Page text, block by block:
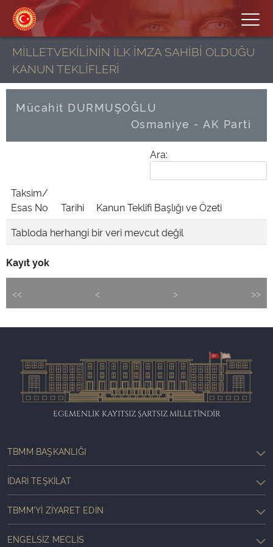
MİLLETVEKİLİNİN İLK İMZA SAHİBİ OLDUĞU
KANUN TEKLİFLERİ
Mücahit DURMUŞOĞLU
Osmaniye - AK Parti
Ara:
Taksim/
Esas No
Tarihi
Kanun Teklifi Başlığı ve Özeti
Tabloda herhangi bir veri mevcut değil
Kayıt yok
<< < > >>
EGEMENLİK KAYITSIZ ŞARTSIZ MİLLETİNDİR
TBMM BAŞKANLIĞI
İDARI TEŞKILAT
TBMM'YI ZIYARET EDIN
ENGELSIZ MECLIS